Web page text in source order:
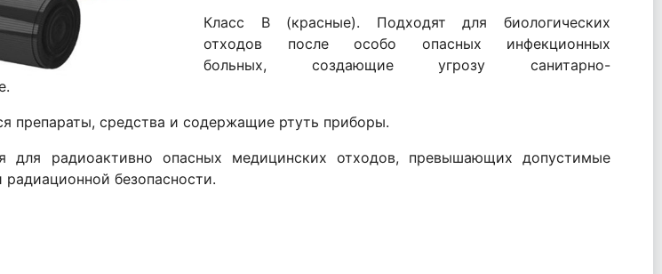
Класс В (красные). Подходят для биологических
отходов после особо опасных инфекционных
больных, создающие угрозу санитарно-
препараты, средства и содержащие ртуть приборы.
для радиоактивно опасных медицинских отходов, превышающих допустимые
безопасности.